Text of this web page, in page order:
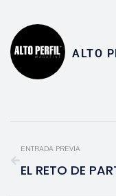
ALTO
ENTRADA PREVIA